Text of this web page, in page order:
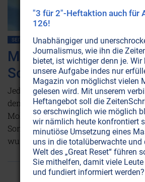
SEITE 34 GESUNDHEIT HEILUNG
Mohnblütenöl: die
Sonnenlichts
Jede Form von wahrer Heilkraft
dem Licht der Sonne. Da ist es kein
Mohnblütenöl, das zum einen
Sonnenkraft, zum andern
wundervolle Wirkungen zeigt!
"3 für 2"-Heftaktion auch für
126!
Unabhängiger und
Journalismus, wie ihn die
bietet, ist wichtiger denn je. Wir
unsere Aufgabe indes nur
Magazin von möglichst vielen
gelesen wird. Mit unserem
Heftangebot soll die
so erschwinglich wie möglich
wir nämlich heute konfrontiert
minutiöse Umsetzung eines
uns in die totalüberwachte
Welt des „Great Reset“ führen
Sie mithelfen, damit viele
und fundiert informiert werden?